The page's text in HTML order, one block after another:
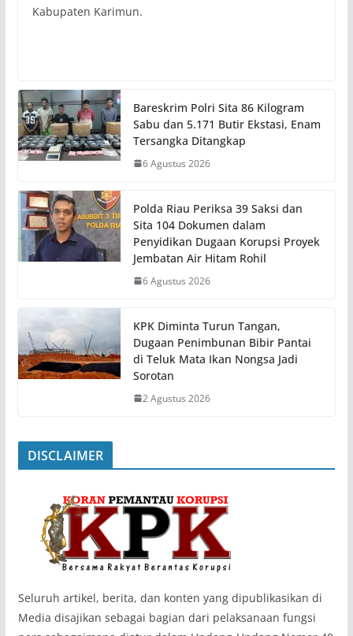
Kabupaten Karimun.
Bareskrim Polri Sita 86 Kilogram
Sabu dan 5.171 Butir Ekstasi, Enam
Tersangka Ditangkap
6 Agustus 2026
Polda Riau Periksa 39 Saksi dan
Sita 104 Dokumen dalam
Penyidikan Dugaan Korupsi Proyek
Jembatan Air Hitam Rohil
6 Agustus 2026
KPK Diminta Turun Tangan,
Dugaan Penimbunan Bibir Pantai
di Teluk Mata Ikan Nongsa Jadi
Sorotan
2 Agustus 2026
DISCLAIMER
‎Seluruh artikel, berita, dan konten yang dipublikasikan di
Media disajikan sebagai bagian dari pelaksanaan fungsi